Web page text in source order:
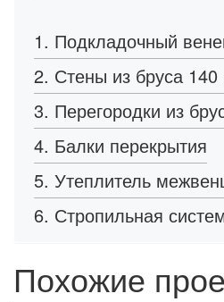
1. Подкладочный
2. Стены из бруса
3. Перегородки из
4. Балки перекрытия
5. Утеплитель
6. Стропильная
Похожие